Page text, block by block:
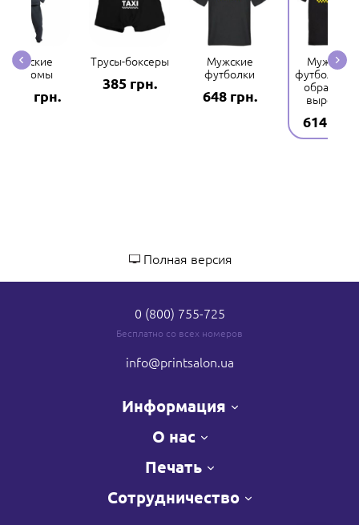
Мужские
костюмы
грн.
Трусы-боксеры
385 грн.
Мужские
футболки
648 грн.
Мужские
футболки с
образным
вырезом
614 грн.
Полная версия
0 (800) 755-725
Бесплатно со всех номеров
info@printsalon.ua
Информация
О нас
Печать
Сотрудничество